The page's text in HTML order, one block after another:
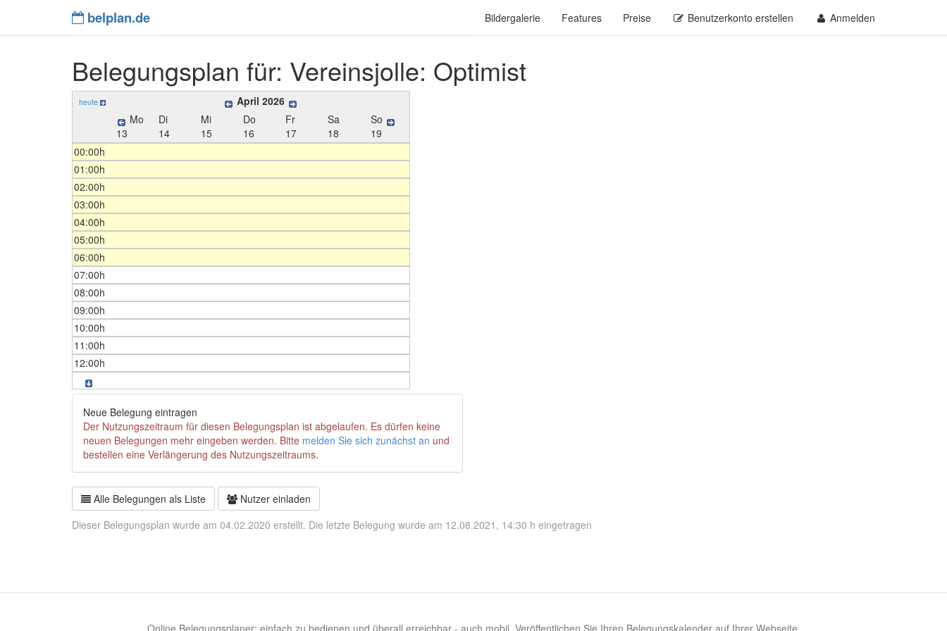
belplan.de Bildergalerie Features Preise Benutzerkonto erstellen Anmelden
Belegungsplan für: Vereinsjolle: Optimist
heute
April 2026
Mo
13
Di
14
Mi
15
Do
16
Fr
17
Sa
18
So
19
00:00h
01:00h
02:00h
03:00h
04:00h
05:00h
06:00h
07:00h
08:00h
09:00h
10:00h
11:00h
12:00h
Neue Belegung eintragen
Der Nutzungszeitraum für diesen Belegungsplan ist abgelaufen. Es dürfen keine
neuen Belegungen mehr eingeben werden. Bitte melden Sie sich zunächst an und
bestellen eine Verlängerung des Nutzungszeitraums.
Alle Belegungen als Liste
Nutzer einladen
Dieser Belegungsplan wurde am 04.02.2020 erstellt. Die letzte Belegung wurde am 12.08.2021, 14:30 h eingetragen
Online Belegungsplaner: einfach zu bedienen und überall erreichbar - auch mobil. Veröffentlichen Sie Ihren Belegungskalender auf Ihrer Webseite.